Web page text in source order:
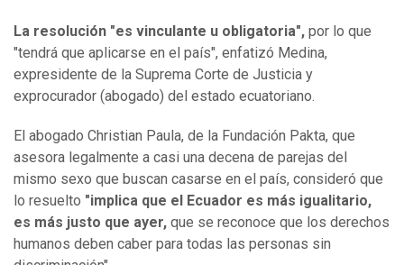
La resolución "es vinculante u obligatoria", por lo que
"tendrá que aplicarse en el país", enfatizó Medina,
expresidente de la Suprema Corte de Justicia y
exprocurador (abogado) del estado ecuatoriano.
El abogado Christian Paula, de la Fundación Pakta, que
asesora legalmente a casi una decena de parejas del
mismo sexo que buscan casarse en el país, consideró que
lo resuelto "implica que el Ecuador es más igualitario,
es más justo que ayer, que se reconoce que los derechos
humanos deben caber para todas las personas sin